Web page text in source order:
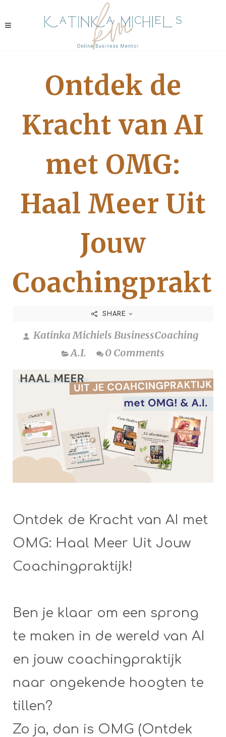
Ontdek de
Kracht van AI
met OMG:
Haal Meer Uit
Jouw
SHARE
Katinka Michiels BusinessCoaching
A.I.
0 Comments
Ontdek de Kracht van AI met
OMG: Haal Meer Uit Jouw
Coachingpraktijk!
Ben je klaar om een sprong
te maken in de wereld van AI
en jouw coachingpraktijk
naar ongekende hoogten te
tillen?
Zo ja, dan is OMG (Ontdek